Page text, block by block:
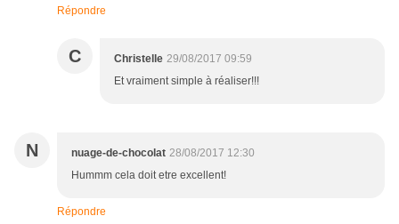
Répondre
C Christelle 29/08/2017 09:59
Et vraiment simple à réaliser!!!
N nuage-de-chocolat 28/08/2017 12:30
Hummm cela doit etre excellent!
Répondre